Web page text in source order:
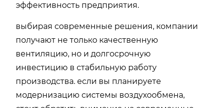
эффективность предприятия.
выбирая современные решения, компании
получают не только качественную
вентиляцию, но и долгосрочную
инвестицию в стабильную работу
производства. если вы планируете
модернизацию системы воздухообмена,